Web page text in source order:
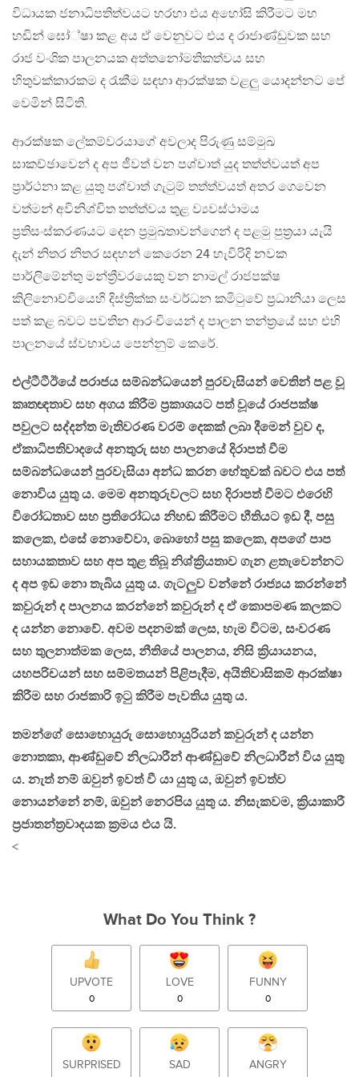
විධායක ජනාධිපතිත්වයට හරහා එය අහෝසි කිරීමට මහ
හඬින් ඝෝ්ෂා කළ අය ඒ වෙනුවට එය ද රාජාණ්ඩුවක සහ
රාජ වංශික පාලනයක අත්තනෝමතිකත්වය සහ
හිතුවක්කාරකම ද රැකීම සඳහා ආරක්ෂක වළලු යොදන්නට පේ
වෙමින් සිටිති.
ආරක්ෂක ලේකම්වරයාගේ අවලාද පිරුණු සම්මුඛ
සාකච්ඡාවෙන් ද අප ජීවත් වන පශ්චාත් යුද තත්ත්වයත් අප
ප්‍රාර්ථනා කළ යුතු පශ්චාත් ගැටුම් තත්ත්වයත් අතර ගෙවෙන
වත්මන් අවිනිශ්චිත තත්ත්වය තුළ ව්‍යවස්ථාමය
ප්‍රතිසංස්කරණයට දෙන ප්‍රමුඛතාවන්ගෙන් ද පළමු පුත්‍රයා යැයි
දැන් නිතර නිතර සඳහන් කෙරෙන 24 හැවිරිදි නවක
පාර්ලිමේන්තු මන්ත්‍රීවරයෙකු වන නාමල් රාජපක්ෂ
කිලිනොච්චියෙහි දිස්ත්‍රික්ක සංවර්ධන කමිටුවේ ප්‍රධානියා ලෙස
පත් කළ බවට පවතින ආරංචියෙන් ද පාලන තන්ත්‍රයේ සහ එහි
පාලනයේ ස්වභාවය පෙන්නුම් කෙරේ.
එල්ටීටීඊයේ පරාජය සම්බන්ධයෙන් පුරවැසියන් වෙතින් පළ වූ
කෘතඥතාව සහ අගය කිරීම ප්‍රකාශයට පත් වූයේ රාජපක්ෂ
පවුලට සද්දන්ත මැතිවරණ වරම් දෙකක් ලබා දීමෙන් වුව ද,
ඒකාධිපතිවාදයේ අනතුරු සහ පාලනයේ දිරාපත් වීම
සම්බන්ධයෙන් පුරවැසියා අන්ධ කරන හේතුවක් බවට එය පත්
නොවිය යුතු ය. මෙම අනතුරුවලට සහ දිරාපත් වීමට එරෙහි
විරෝධතාව සහ ප්‍රතිරෝධය නිහඬ කිරීමට භීතියට ඉඩ දී, පසු
කලෙක, එසේ නොවේවා, බොහෝ පසු කලෙක, අපගේ පාප
සහායකතාව සහ අප තුළ තිබූ නිශ්ක්‍රියතාව ගැන ළතැවෙන්නට
ද අප ඉඩ නො තැබිය යුතු ය. ගැටලුව වන්නේ රාජ්‍යය කරන්නේ
කවුරුන් ද පාලනය කරන්නේ කවුරුන් ද ඒ කොපමණ කලකට
ද යන්න නොවේ. අවම පදනමක් ලෙස, හැම විටම, සංවරණ
සහ තුලනාත්මක ලෙස, නීතියේ පාලනය, නිසි ක්‍රියායනය,
යහපරිචයන් සහ සම්මතයන් පිළිපැදීම, අයිතිවාසිකම් ආරක්ෂා
කිරීම සහ රාජකාරි ඉටු කිරීම පැවතිය යුතු ය.
තමන්ගේ සොහොයුරු සොහොයුරියන් කවුරුන් ද යන්න
නොතකා, ආණ්ඩුවේ නිලධාරීන් ආණ්ඩුවේ නිලධාරීන් විය යුතු
ය. නැත් නම් ඔවුන් ඉවත් වී යා යුතු ය, ඔවුන් ඉවත්ව
නොයන්නේ නම්, ඔවුන් නෙරපිය යුතු ය. නිසැකවම, ක්‍රියාකාරී
ප්‍රජාතන්ත්‍රවාදයක ක්‍රමය එය යි.
<
What Do You Think ?
UPVOTE
0
LOVE
0
FUNNY
0
SURPRISED SAD ANGRY